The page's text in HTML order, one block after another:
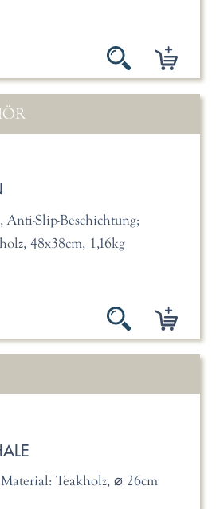
Anti-Slip-Beschichtung;
48x38cm, 1,16kg
Teakholz, ⌀ 26cm